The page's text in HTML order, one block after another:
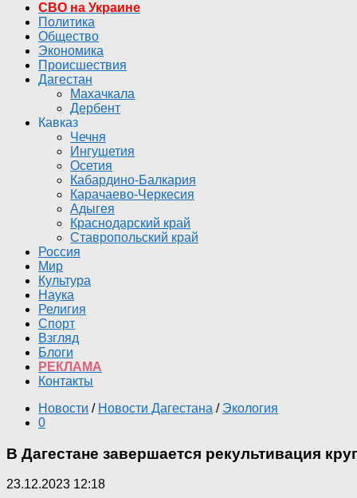
СВО на Украине
Политика
Общество
Экономика
Происшествия
Дагестан
Махачкала
Дербент
Кавказ
Чечня
Ингушетия
Осетия
Кабардино-Балкария
Карачаево-Черкесия
Адыгея
Краснодарский край
Ставропольский край
Россия
Мир
Культура
Наука
Религия
Спорт
Взгляд
Блоги
РЕКЛАМА
Контакты
Новости / Новости Дагестана / Экология
0
В Дагестане завершается рекультивация
23.12.2023 12:18